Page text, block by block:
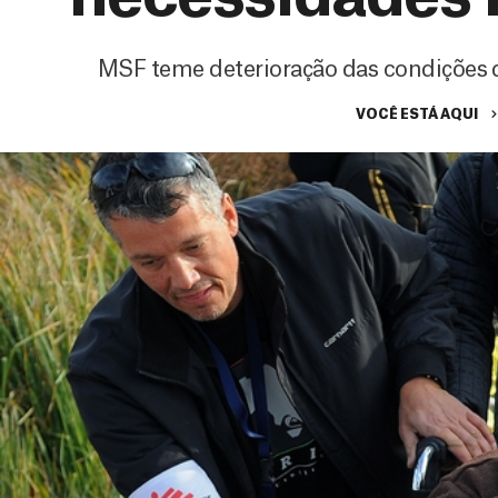
MSF teme deterioração das condições
VOCÊ ESTÁ AQUI